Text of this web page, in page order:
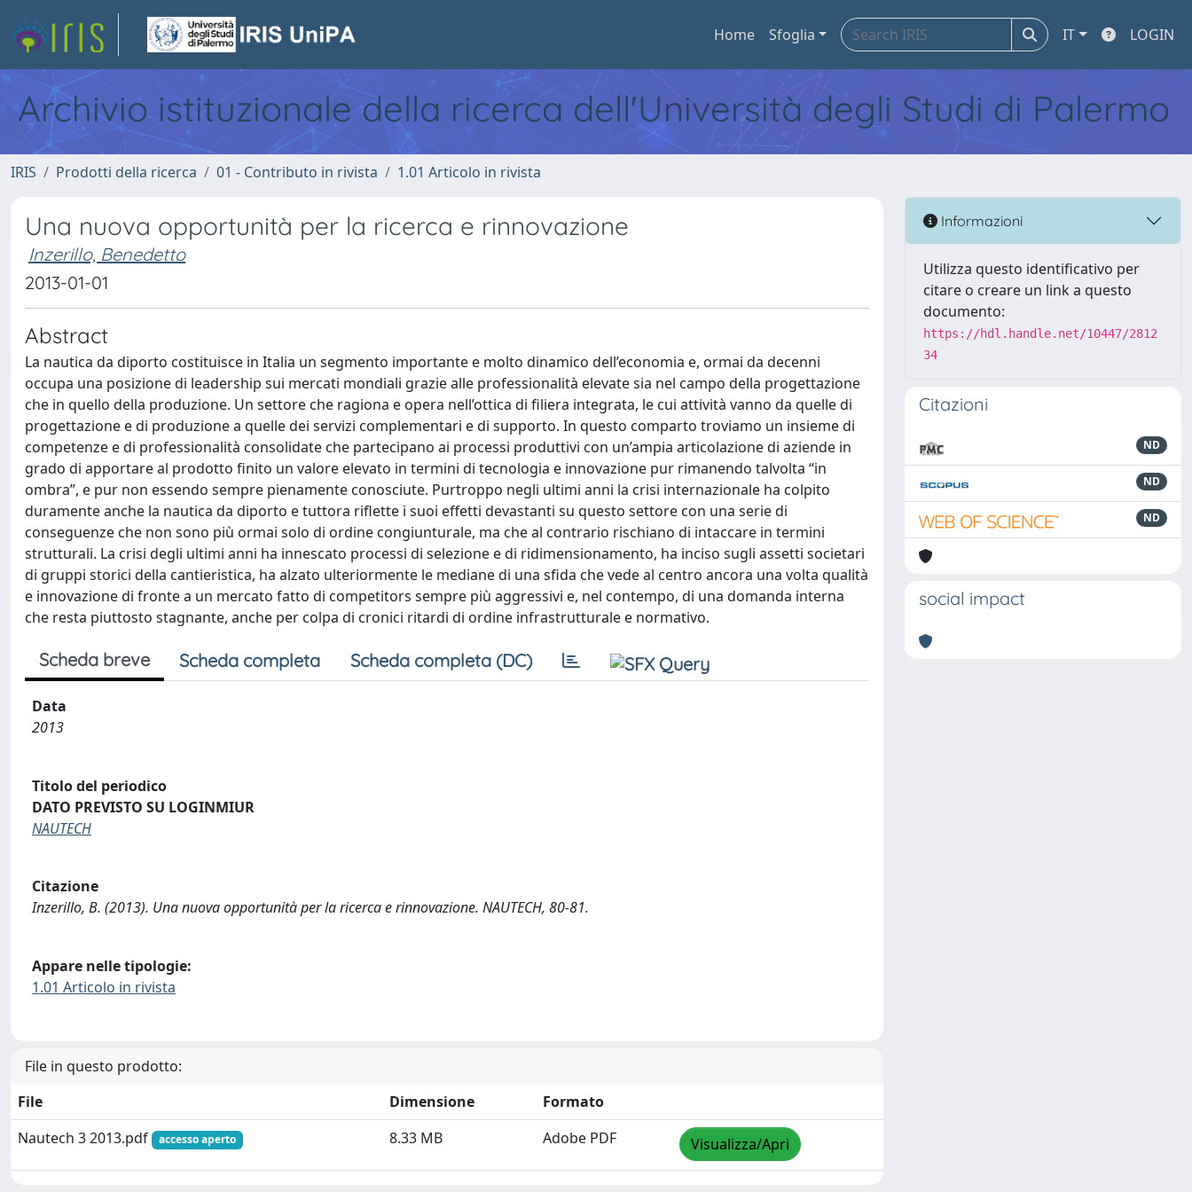
Home Sfoglia IT LOGIN
Archivio istituzionale della ricerca dell'Università degli Studi di Palermo
IRIS Prodotti della ricerca 01 - Contributo in rivista 1.01 Articolo in rivista
Una nuova opportunità per la ricerca e rinnovazione
Inzerillo, Benedetto
2013-01-01
Abstract
La nautica da diporto costituisce in Italia un segmento importante e molto dinamico dell’economia e, ormai da decenni
occupa una posizione di leadership sui mercati mondiali grazie alle professionalità elevate sia nel campo della progettazione
che in quello della produzione. Un settore che ragiona e opera nell’ottica di filiera integrata, le cui attività vanno da quelle di
progettazione e di produzione a quelle dei servizi complementari e di supporto. In questo comparto troviamo un insieme di
competenze e di professionalità consolidate che partecipano ai processi produttivi con un’ampia articolazione di aziende in
grado di apportare al prodotto finito un valore elevato in termini di tecnologia e innovazione pur rimanendo talvolta “in
ombra”, e pur non essendo sempre pienamente conosciute. Purtroppo negli ultimi anni la crisi internazionale ha colpito
duramente anche la nautica da diporto e tuttora riflette i suoi effetti devastanti su questo settore con una serie di
conseguenze che non sono più ormai solo di ordine congiunturale, ma che al contrario rischiano di intaccare in termini
strutturali. La crisi degli ultimi anni ha innescato processi di selezione e di ridimensionamento, ha inciso sugli assetti societari
di gruppi storici della cantieristica, ha alzato ulteriormente le mediane di una sfida che vede al centro ancora una volta qualità
e innovazione di fronte a un mercato fatto di competitors sempre più aggressivi e, nel contempo, di una domanda interna
che resta piuttosto stagnante, anche per colpa di cronici ritardi di ordine infrastrutturale e normativo.
Scheda breve Scheda completa Scheda completa (DC)
Data
2013
Titolo del periodico
DATO PREVISTO SU LOGINMIUR
NAUTECH
Citazione
Inzerillo, B. (2013). Una nuova opportunità per la ricerca e rinnovazione. NAUTECH, 80-81.
Appare nelle tipologie:
1.01 Articolo in rivista
File in questo prodotto:
File
Dimensione
Formato
Nautech 3 2013.pdf
accesso aperto 8.33 MB Adobe PDF Visualizza/Apri
Informazioni
Utilizza questo identificativo per
citare o creare un link a questo
documento:
https://hdl.handle.net/10447/2812
34
Citazioni
ND
ND
ND
social impact